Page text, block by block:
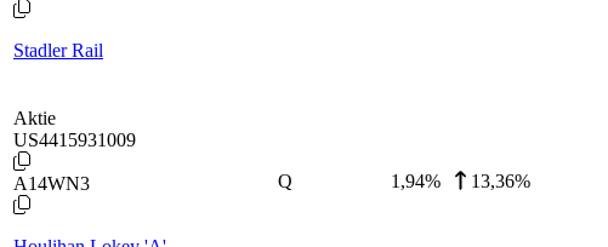
Stadler Rail
Aktie
US4415931009
A14WN3 Q 1,94% 13,36%